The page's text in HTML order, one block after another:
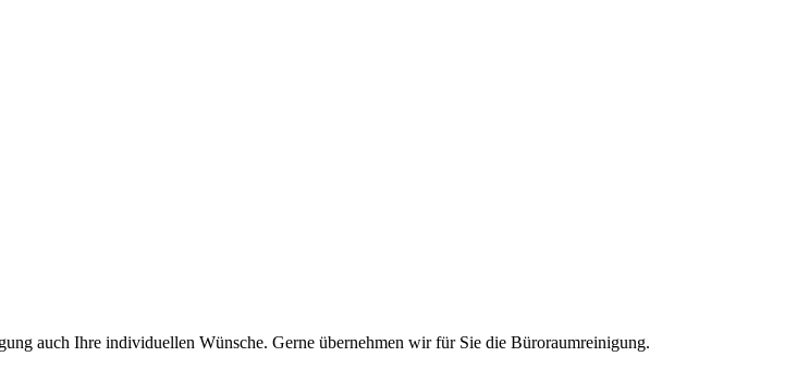
auch Ihre individuellen Wünsche. Gerne übernehmen wir für Sie die Büroraumreinigung.